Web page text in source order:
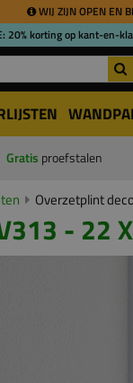
WIJ ZIJN OPEN EN
20% korting op kant-en-
Gratis proefstalen
Overzetplint
- 22